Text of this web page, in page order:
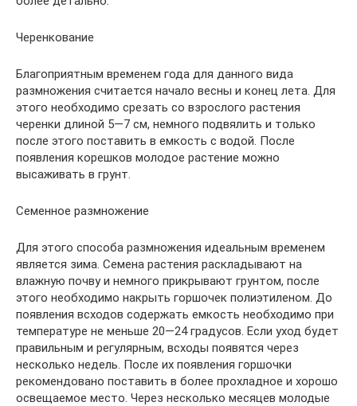
Черенкование
Благоприятным временем года для данного вида
размножения считается начало весны и конец лета. Для
этого необходимо срезать со взрослого растения
черенки длиной 5—7 см, немного подвялить и только
после этого поставить в емкость с водой. После
появления корешков молодое растение можно
высаживать в грунт.
Семенное размножение
Для этого способа размножения идеальным временем
является зима. Семена растения раскладывают на
влажную почву и немного прикрывают грунтом, после
этого необходимо накрыть горшочек полиэтиленом. До
появления всходов содержать емкость необходимо при
температуре не меньше 20—24 градусов. Если уход будет
правильным и регулярным, всходы появятся через
несколько недель. После их появления горшочки
рекомендовано поставить в более прохладное и хорошо
освещаемое место. Через несколько месяцев молодые